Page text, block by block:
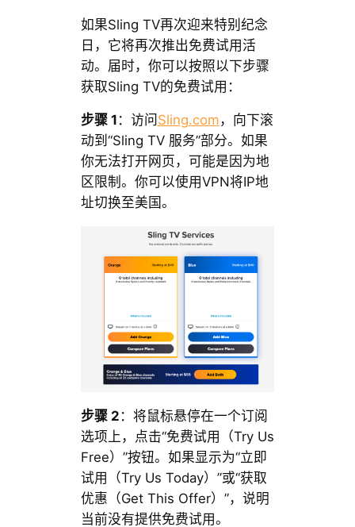
如果Sling TV再次迎来特别纪念
日，它将再次推出免费试用活
动。届时，你可以按照以下步骤
获取Sling TV的免费试用：
步骤 1 ：访问 Sling.com ，向下滚
动到“Sling TV 服务”部分。如果
你无法打开网页，可能是因为地
区限制。你可以使用VPN将IP地
址切换至美国。
步骤 2 ：将鼠标悬停在一个订阅
选项上，点击“免费试用（Try Us
Free）”按钮。如果显示为“立即
试用（Try Us Today）”或“获取
优惠（Get This Offer）”，说明
当前没有提供免费试用。